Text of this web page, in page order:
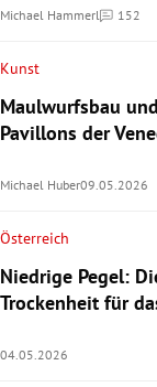
Michael Hammerl 152
Kunst
Maulwurfsbau
Pavillons der
Michael Huber09.05.2026
Österreich
Niedrige Pegel:
Trockenheit für
04.05.2026